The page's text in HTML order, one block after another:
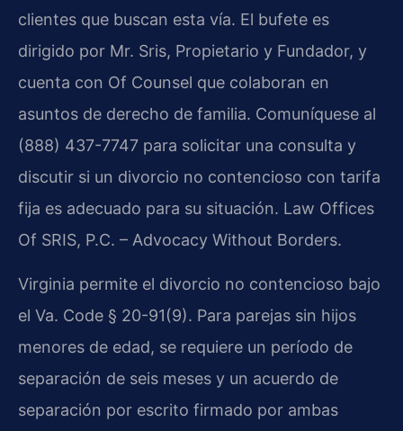
clientes que buscan esta vía. El bufete es
dirigido por Mr. Sris, Propietario y Fundador, y
cuenta con Of Counsel que colaboran en
asuntos de derecho de familia. Comuníquese al
(888) 437-7747 para solicitar una consulta y
discutir si un divorcio no contencioso con tarifa
fija es adecuado para su situación. Law Offices
Of SRIS, P.C. – Advocacy Without Borders.
Virginia permite el divorcio no contencioso bajo
el Va. Code § 20-91(9). Para parejas sin hijos
menores de edad, se requiere un período de
separación de seis meses y un acuerdo de
separación por escrito firmado por ambas